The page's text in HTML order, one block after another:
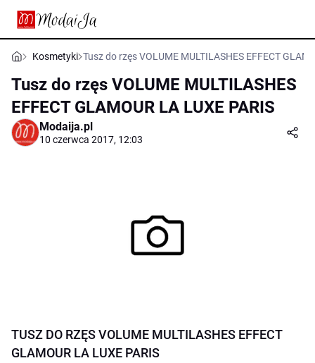
Kosmetyki Tusz do rzęs VOLUME MULTILASHES EFFECT
Tusz do rzęs VOLUME MULTILASHES
EFFECT GLAMOUR LA LUXE PARIS
Modaija.pl
10 czerwca 2017, 12:03
TUSZ DO RZĘS VOLUME MULTILASHES EFFECT
GLAMOUR LA LUXE PARIS